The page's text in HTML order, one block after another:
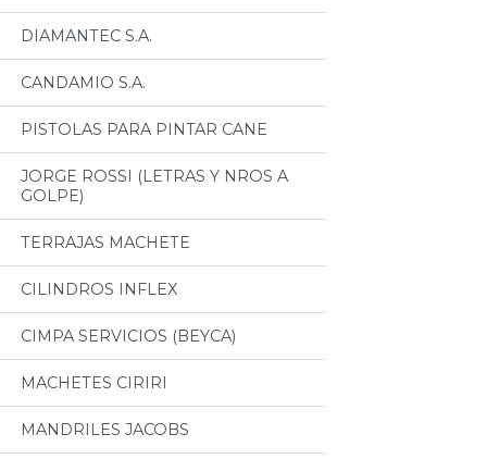
DIAMANTEC S.A.
CANDAMIO S.A.
PISTOLAS PARA PINTAR CANE
JORGE ROSSI (LETRAS Y NROS A
GOLPE)
TERRAJAS MACHETE
CILINDROS INFLEX
CIMPA SERVICIOS (BEYCA)
MACHETES CIRIRI
MANDRILES JACOBS